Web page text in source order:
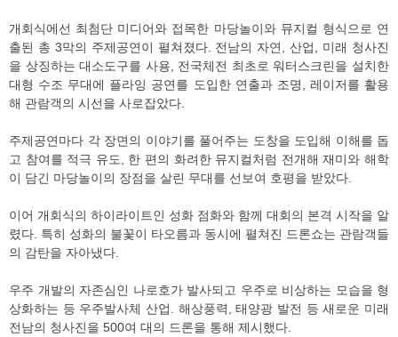
개회식에선 최첨단 미디어와 접목한 마당놀이와 뮤지컬 형식으로 연
출된 총 3막의 주제공연이 펼쳐졌다. 전남의 자연, 산업, 미래 청사진
을 상징하는 대소도구를 사용, 전국체전 최초로 워터스크린을 설치한
대형 수조 무대에 플라잉 공연를 도입한 연출과 조명, 레이저를 활용
해 관람객의 시선을 사로잡았다.
주제공연마다 각 장면의 이야기를 풀어주는 도창을 도입해 이해를 돕
고 참여를 적극 유도, 한 편의 화려한 뮤지컬처럼 전개해 재미와 해학
이 담긴 마당놀이의 장점을 살린 무대를 선보여 호평을 받았다.
이어 개회식의 하이라이트인 성화 점화와 함께 대회의 본격 시작을 알
렸다. 특히 성화의 불꽃이 타오름과 동시에 펼쳐진 드론쇼는 관람객들
의 감탄을 자아냈다.
우주 개발의 자존심인 나로호가 발사되고 우주로 비상하는 모습을 형
상화하는 등 우주발사체 산업. 해상풍력, 태양광 발전 등 새로운 미래
전남의 청사진을 500여 대의 드론을 통해 제시했다.